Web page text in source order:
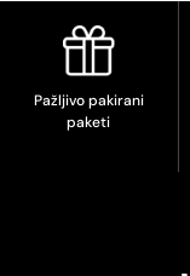
Pažljivo pakirani
paketi